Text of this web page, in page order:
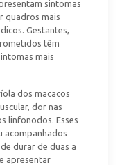
sintomas
quadros mais
Gestantes,
têm
mais
dos macacos
dor nas
linfonodos. Esses
acompanhados
durar de duas a
apresentar